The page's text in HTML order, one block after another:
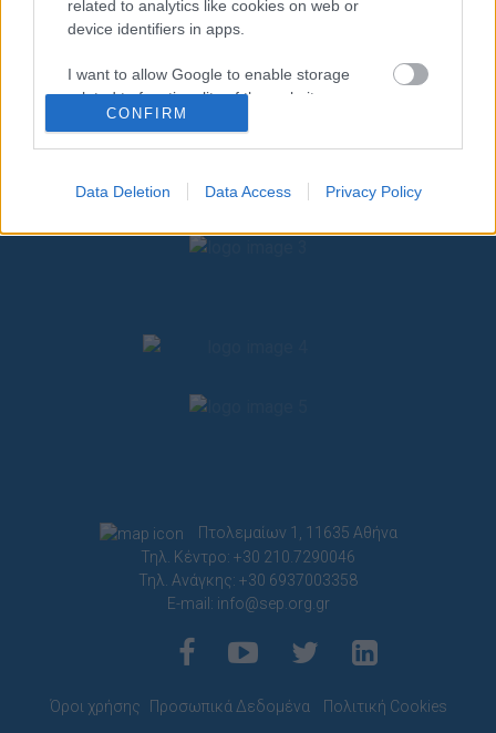
related to analytics like cookies on web or
device identifiers in apps.
I want to allow Google to enable storage
related to functionality of the website or app.
related to security, including authentication
functionality and fraud prevention, and other
CONFIRM
Data Deletion Data Access Privacy Policy
Πτολεμαίων 1, 11635 Αθήνα
Τηλ. Κέντρο: +30 210.7290046
Τηλ. Ανάγκης: +30 6937003358
E-mail: info@sep.org.gr
Όροι χρήσης Προσωπικά Δεδομένα Πολιτική Cookies